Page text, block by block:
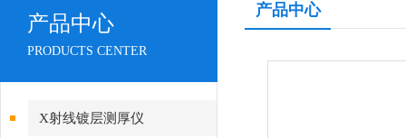
产品中心
PRODUCTS CENTER
X射线镀层测厚仪
产品中心